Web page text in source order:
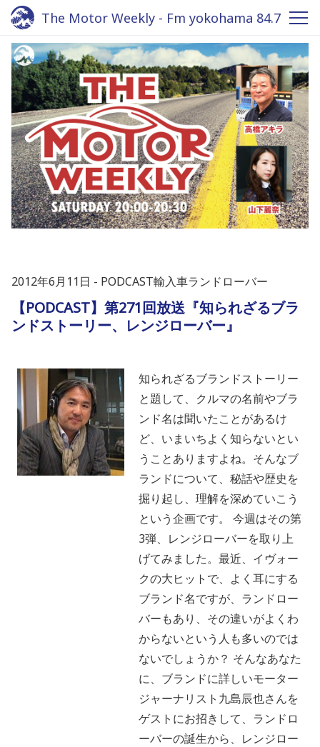
The Motor Weekly - Fm yokohama 84.7
2012年6月11日 PODCAST輸入車ランドローバー
【PODCAST】第271回放送『知られざるブラ
ンドストーリー、レンジローバー』
知られざるブランドストーリー
と題して、クルマの名前やブラ
ンド名は聞いたことがあるけ
ど、いまいちよく知らないとい
うことありますよね。そんなブ
ランドについて、秘話や歴史を
掘り起し、理解を深めていこう
という企画です。 今週はその第
3弾、レンジローバーを取り上
げてみました。最近、イヴォー
クの大ヒットで、よく耳にする
ブランド名ですが、ランドロー
バーもあり、その違いがよくわ
からないという人も多いのでは
ないでしょうか？ そんなあなた
に、ブランドに詳しいモーター
ジャーナリスト九島辰也さんを
ゲストにお招きして、ランドロ
ーバーの誕生から、レンジロー